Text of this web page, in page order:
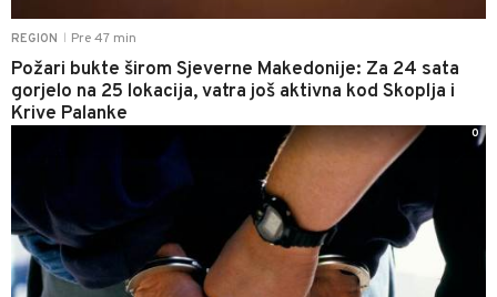
REGION Pre 47 min
Požari bukte širom Sjeverne Makedonije: Za 24 sata
gorjelo na 25 lokacija, vatra još aktivna kod Skoplja i
Krive Palanke
0